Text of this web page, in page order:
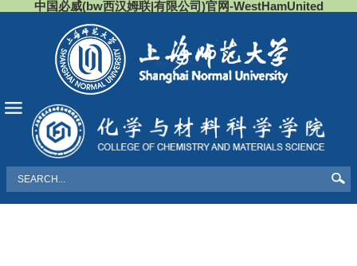
中国必威(bw西汉姆联|有限公司)官网-WestHamUnited